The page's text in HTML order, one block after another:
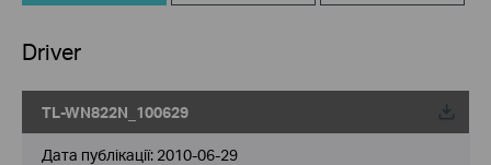
Driver
TL-WN822N_100629
Дата публікації: 2010-06-29